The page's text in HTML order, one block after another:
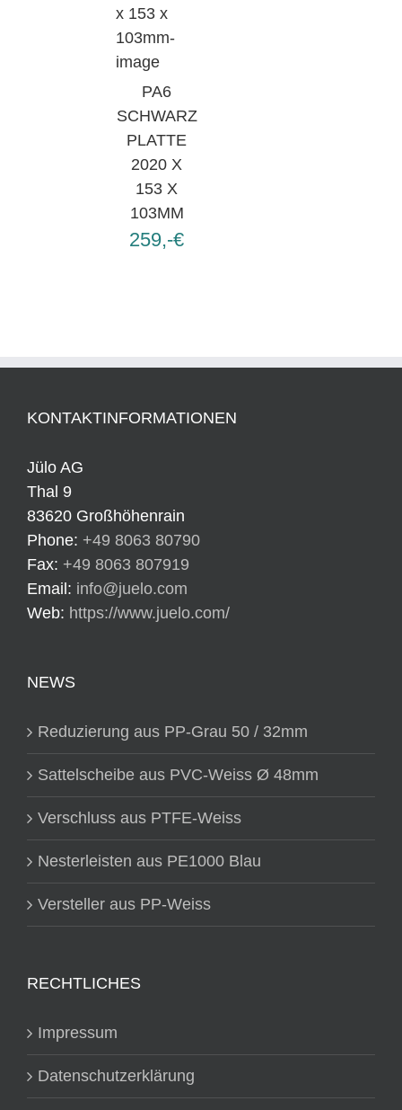
PA6
SCHWARZ
PLATTE
2020 X
153 X
103MM
259,-€
KONTAKTINFORMATIONEN
Jülo AG
Thal 9
83620 Großhöhenrain
Phone: +49 8063 80790
Fax: +49 8063 807919
Email: info@juelo.com
Web: https://www.juelo.com/
NEWS
Reduzierung aus PP-Grau 50 / 32mm
Sattelscheibe aus PVC-Weiss Ø 48mm
Verschluss aus PTFE-Weiss
Nesterleisten aus PE1000 Blau
Versteller aus PP-Weiss
RECHTLICHES
Impressum
Datenschutzerklärung